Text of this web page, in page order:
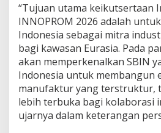
“Tujuan utama keikutsertaan
INNOPROM 2026 adalah
Indonesia sebagai mitra
bagi kawasan Eurasia. Pada
akan memperkenalkan SBIN
Indonesia untuk membangun
manufaktur yang terstruktur,
lebih terbuka bagi kolaborasi
ujarnya dalam keterangan